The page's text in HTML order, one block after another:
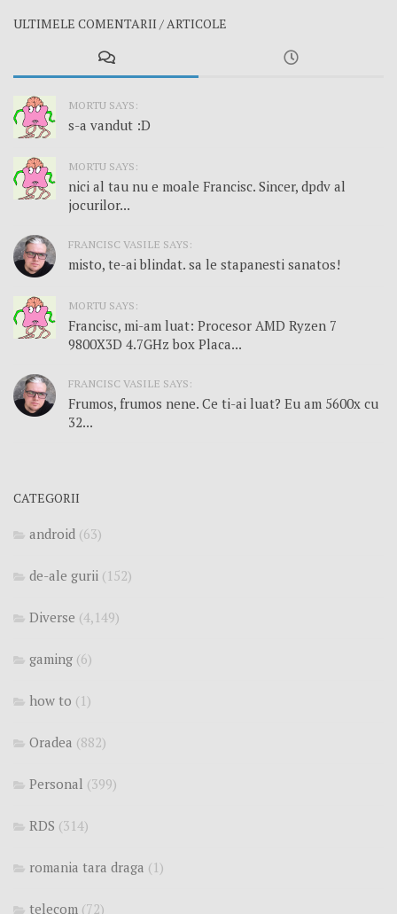
ULTIMELE COMENTARII / ARTICOLE
MORTU SAYS:
s-a vandut :D
MORTU SAYS:
nici al tau nu e moale Francisc. Sincer, dpdv al
jocurilor...
FRANCISC VASILE SAYS:
misto, te-ai blindat. sa le stapanesti sanatos!
MORTU SAYS:
Francisc, mi-am luat: Procesor AMD Ryzen 7
9800X3D 4.7GHz box Placa...
FRANCISC VASILE SAYS:
Frumos, frumos nene. Ce ti-ai luat? Eu am 5600x cu
32...
CATEGORII
android (63)
de-ale gurii (152)
Diverse (4,149)
gaming (6)
how to (1)
Oradea (882)
Personal (399)
RDS (314)
romania tara draga (1)
telecom (72)